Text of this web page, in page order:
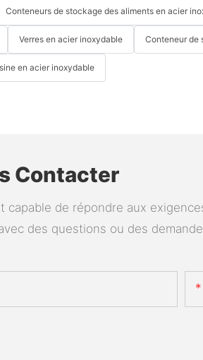
Conteneurs de stockage des aliments en acier
Verres en acier inoxydable Conteneur de
en acier inoxydable
Contacter
de répondre aux
des questions ou des